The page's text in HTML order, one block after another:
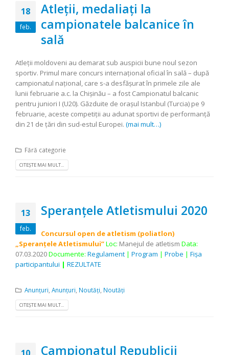
18
feb.
Atleţii, medaliaţi la
campionatele balcanice în
sală
Atleţii moldoveni au demarat sub auspicii bune noul sezon
sportiv. Primul mare concurs internaţional oficial în sală – după
campionatul naţional, care s-a desfăşurat în primele zile ale
lunii februarie a.c. la Chişinău – a fost Campionatul balcanic
pentru juniori I (U20). Găzduite de oraşul Istanbul (Turcia) pe 9
februarie, aceste competiţii au adunat sportivi de performanţă
din 21 de ţări din sud-estul Europei. (mai mult…)
Fără categorie
CITEȘTE MAI MULT...
13
feb.
Speranţele Atletismului 2020
Concursul open de atletism (poliatlon)
„Speranţele Atletismului”Loc: Manejul de atletism Data:
07.03.2020Documente: Regulament | Program | Probe | Fişa
participantului | REZULTATE
Anunțuri, Anunțuri, Noutăți, Noutăți
CITEȘTE MAI MULT...
Campionatul Republicii